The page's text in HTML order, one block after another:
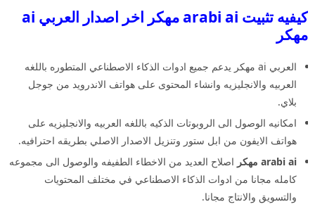
كيفيه تثبيت arabi ai مهكر اخر اصدار العربي ai
مهكر
العربي ai مهكر يدعم جميع ادوات الذكاء الاصطناعي المتطوره باللغه
العربيه والانجليزيه وانشاء المحتوى على هواتف الاندرويد من جوجل
بلاي.
امكانيه الوصول الى الروبوتات الذكيه باللغه العربيه والانجليزيه على
هواتف الايفون من ابل ستور وتنزيل الاصدار الاصلي بطريقه احترافيه.
arabi ai مهكر
اصلاح العديد من الاخطاء الطفيفه والوصول الى مجموعه
كامله مجانا من ادوات الذكاء الاصطناعي في مختلف المحتويات
والتسويق والانتاج مجانا.